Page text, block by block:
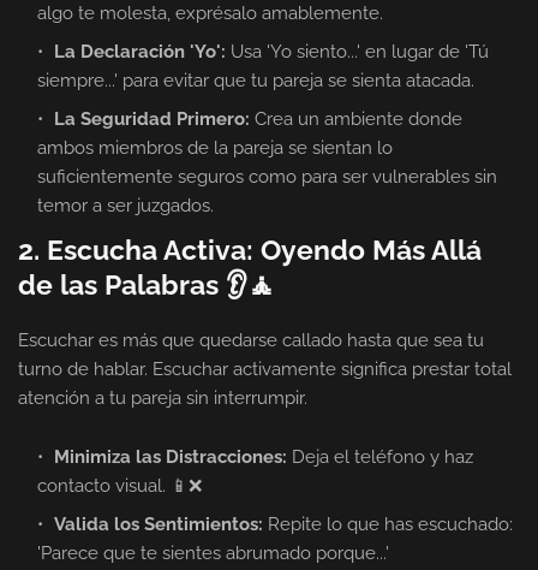
algo te molesta, exprésalo amablemente.
La Declaración 'Yo': Usa 'Yo siento...' en lugar de 'Tú
siempre...' para evitar que tu pareja se sienta atacada.
La Seguridad Primero: Crea un ambiente donde
ambos miembros de la pareja se sientan lo
suficientemente seguros como para ser vulnerables sin
temor a ser juzgados.
2. Escucha Activa: Oyendo Más Allá
de las Palabras 👂🧘
Escuchar es más que quedarse callado hasta que sea tu
turno de hablar. Escuchar activamente significa prestar total
atención a tu pareja sin interrumpir.
Minimiza las Distracciones: Deja el teléfono y haz
contacto visual. 📱❌
Valida los Sentimientos: Repite lo que has escuchado:
'Parece que te sientes abrumado porque...'